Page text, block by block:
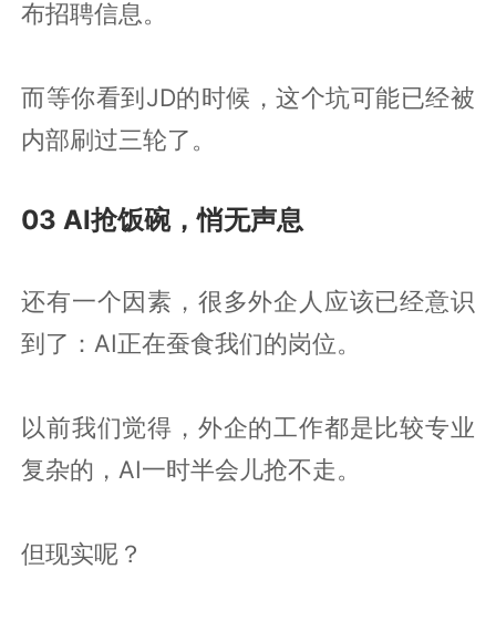
布招聘信息。
而等你看到JD的时候，这个坑可能已经被
内部刷过三轮了。
03 AI抢饭碗，悄无声息
还有一个因素，很多外企人应该已经意识
到了：AI正在蚕食我们的岗位。
以前我们觉得，外企的工作都是比较专业
复杂的，AI一时半会儿抢不走。
但现实呢？